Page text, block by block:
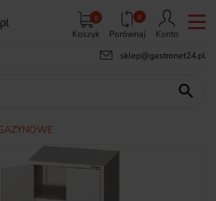
Koszyk
0 0
Porównaj
Konto
sklep@gastronet24.pl
